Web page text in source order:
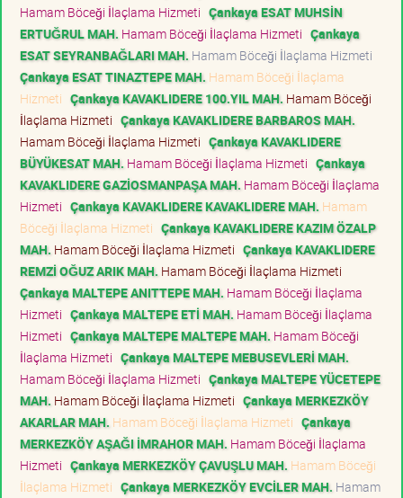
Hamam Böceği İlaçlama Hizmeti Çankaya ESAT MUHSİN
ERTUĞRUL MAH. Hamam Böceği İlaçlama Hizmeti Çankaya
ESAT SEYRANBAĞLARI MAH. Hamam Böceği İlaçlama Hizmeti
Çankaya ESAT TINAZTEPE MAH. Hamam Böceği İlaçlama
Hizmeti Çankaya KAVAKLIDERE 100.YIL MAH. Hamam Böceği
İlaçlama Hizmeti Çankaya KAVAKLIDERE BARBAROS MAH.
Hamam Böceği İlaçlama Hizmeti Çankaya KAVAKLIDERE
BÜYÜKESAT MAH. Hamam Böceği İlaçlama Hizmeti Çankaya
KAVAKLIDERE GAZİOSMANPAŞA MAH. Hamam Böceği İlaçlama
Hizmeti Çankaya KAVAKLIDERE KAVAKLIDERE MAH. Hamam
Böceği İlaçlama Hizmeti Çankaya KAVAKLIDERE KAZIM ÖZALP
MAH. Hamam Böceği İlaçlama Hizmeti Çankaya KAVAKLIDERE
REMZİ OĞUZ ARIK MAH. Hamam Böceği İlaçlama Hizmeti
Çankaya MALTEPE ANITTEPE MAH. Hamam Böceği İlaçlama
Hizmeti Çankaya MALTEPE ETİ MAH. Hamam Böceği İlaçlama
Hizmeti Çankaya MALTEPE MALTEPE MAH. Hamam Böceği
İlaçlama Hizmeti Çankaya MALTEPE MEBUSEVLERİ MAH.
Hamam Böceği İlaçlama Hizmeti Çankaya MALTEPE YÜCETEPE
MAH. Hamam Böceği İlaçlama Hizmeti Çankaya MERKEZKÖY
AKARLAR MAH. Hamam Böceği İlaçlama Hizmeti Çankaya
MERKEZKÖY AŞAĞI İMRAHOR MAH. Hamam Böceği İlaçlama
Hizmeti Çankaya MERKEZKÖY ÇAVUŞLU MAH. Hamam Böceği
İlaçlama Hizmeti Çankaya MERKEZKÖY EVCİLER MAH. Hamam